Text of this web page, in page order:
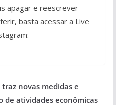
apagar e reescrever
basta acessar a Live
novas medidas e
atividades econômicas